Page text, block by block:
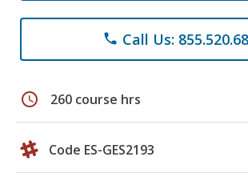
phone Call Us:
schedule 260 course hrs
Code ES-GES2193